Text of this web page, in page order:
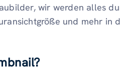
wir werden alles
und mehr in